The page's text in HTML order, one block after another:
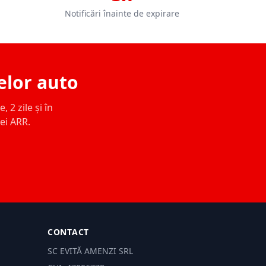
Notificări înainte de expirare
auto
2 zile și în
ARR.
CONTACT
SC EVITĂ AMENZI SRL